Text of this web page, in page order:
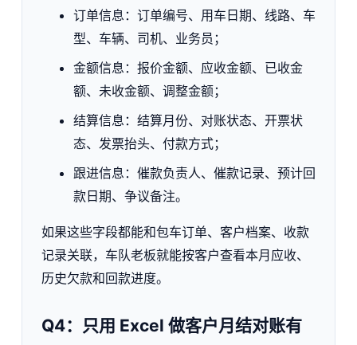
订单信息：订单编号、用车日期、线路、车
型、车辆、司机、业务员；
金额信息：报价金额、应收金额、已收金
额、未收金额、调整金额；
结算信息：结算月份、对账状态、开票状
态、发票抬头、付款方式；
跟进信息：催款负责人、催款记录、预计回
款日期、争议备注。
如果这些字段都能和包车订单、客户档案、收款
记录关联，车队老板就能按客户查看本月应收、
历史欠款和回款进度。
Q4：只用 Excel 做客户月结对账有